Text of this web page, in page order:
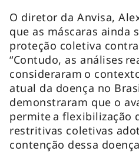
O diretor da Anvisa,
que as máscaras ainda
proteção coletiva
“Contudo, as análises
consideraram o
atual da doença no
demonstraram que o
permite a flexibilização
restritivas coletivas
contenção dessa